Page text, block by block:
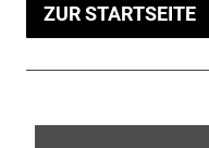
ZUR STARTSEITE